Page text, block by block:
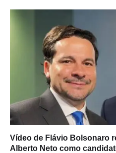
Vídeo de Flávio Bolsonaro
Alberto Neto como